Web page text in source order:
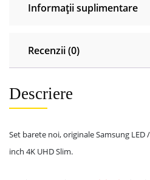
00870AInformații suplimentare
Recenzii (0)
Descriere
Set barete noi, originale Samsung LED
inch 4K UHD Slim.